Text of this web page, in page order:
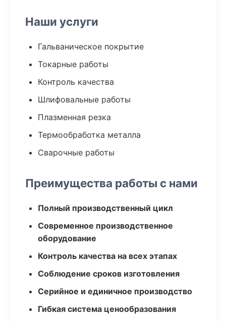
Наши услуги
Гальваническое покрытие
Токарные работы
Контроль качества
Шлифовальные работы
Плазменная резка
Термообработка металла
Сварочные работы
Преимущества работы с нами
Полный производственный цикл
Современное производственное
оборудование
Контроль качества на всех этапах
Соблюдение сроков изготовления
Серийное и единичное производство
Гибкая система ценообразования